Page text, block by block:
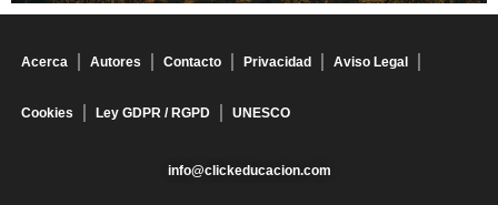
Acerca Autores Contacto Privacidad Aviso Legal
Cookies Ley GDPR / RGPD UNESCO
info@clickeducacion.com